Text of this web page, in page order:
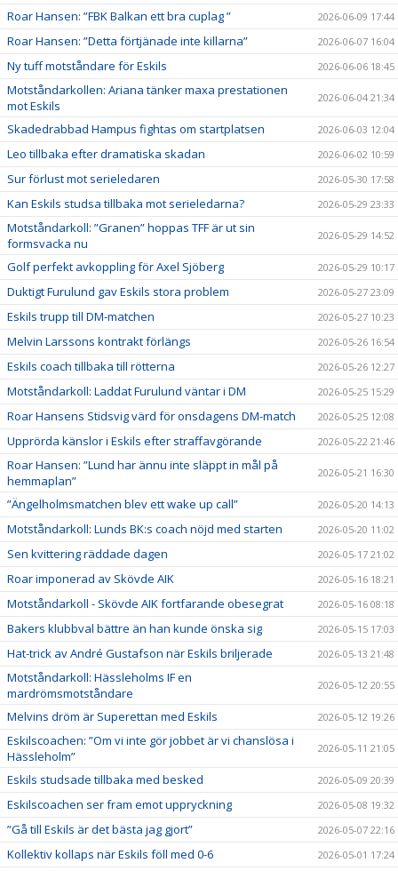
Roar Hansen: ”FBK Balkan ett bra cuplag ” 2026-06-09 17:44
Roar Hansen: ”Detta förtjänade inte killarna” 2026-06-07 16:04
Ny tuff motståndare för Eskils 2026-06-06 18:45
Motståndarkollen: Ariana tänker maxa prestationen
mot Eskils
2026-06-04 21:34
Skadedrabbad Hampus fightas om startplatsen 2026-06-03 12:04
Leo tillbaka efter dramatiska skadan 2026-06-02 10:59
Sur förlust mot serieledaren 2026-05-30 17:58
Kan Eskils studsa tillbaka mot serieledarna? 2026-05-29 23:33
Motståndarkoll: ”Granen” hoppas TFF är ut sin
formsvacka nu
2026-05-29 14:52
Golf perfekt avkoppling för Axel Sjöberg 2026-05-29 10:17
Duktigt Furulund gav Eskils stora problem 2026-05-27 23:09
Eskils trupp till DM-matchen 2026-05-27 10:23
Melvin Larssons kontrakt förlängs 2026-05-26 16:54
Eskils coach tillbaka till rötterna 2026-05-26 12:27
Motståndarkoll: Laddat Furulund väntar i DM 2026-05-25 15:29
Roar Hansens Stidsvig värd för onsdagens DM-match 2026-05-25 12:08
Upprörda känslor i Eskils efter straffavgörande 2026-05-22 21:46
Roar Hansen: ”Lund har ännu inte släppt in mål på
hemmaplan”
2026-05-21 16:30
”Ängelholmsmatchen blev ett wake up call” 2026-05-20 14:13
Motståndarkoll: Lunds BK:s coach nöjd med starten 2026-05-20 11:02
Sen kvittering räddade dagen 2026-05-17 21:02
Roar imponerad av Skövde AIK 2026-05-16 18:21
Motståndarkoll - Skövde AIK fortfarande obesegrat 2026-05-16 08:18
Bakers klubbval bättre än han kunde önska sig 2026-05-15 17:03
Hat-trick av André Gustafson när Eskils briljerade 2026-05-13 21:48
Motståndarkoll: Hässleholms IF en
mardrömsmotståndare
2026-05-12 20:55
Melvins dröm är Superettan med Eskils 2026-05-12 19:26
Eskilscoachen: ”Om vi inte gör jobbet är vi chanslösa i
Hässleholm”
2026-05-11 21:05
Eskils studsade tillbaka med besked 2026-05-09 20:39
Eskilscoachen ser fram emot uppryckning 2026-05-08 19:32
”Gå till Eskils är det bästa jag gjort” 2026-05-07 22:16
Kollektiv kollaps när Eskils föll med 0-6 2026-05-01 17:24